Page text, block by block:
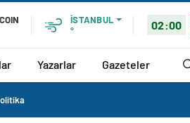
İSTANBUL
°
02:00
Yazarlar Gazeteler